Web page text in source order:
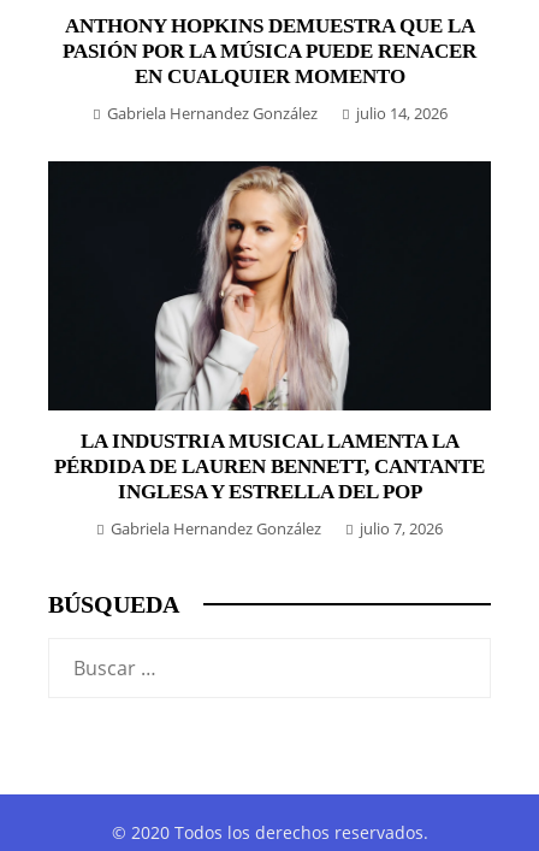
ANTHONY HOPKINS DEMUESTRA QUE LA
PASIÓN POR LA MÚSICA PUEDE RENACER
EN CUALQUIER MOMENTO
Gabriela Hernandez González julio 14, 2026
LA INDUSTRIA MUSICAL LAMENTA LA
PÉRDIDA DE LAUREN BENNETT, CANTANTE
INGLESA Y ESTRELLA DEL POP
Gabriela Hernandez González julio 7, 2026
BÚSQUEDA
© 2020 Todos los derechos reservados.